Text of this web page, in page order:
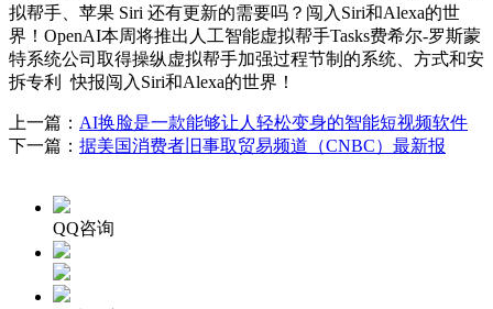
拟帮手、苹果 Siri 还有更新的需要吗？闯入Siri和Alexa的世
界！OpenAI本周将推出人工智能虚拟帮手Tasks费希尔-罗斯蒙
特系统公司取得操纵虚拟帮手加强过程节制的系统、方式和安
拆专利 快报闯入Siri和Alexa的世界！
上一篇： AI换脸是一款能够让人轻松变身的智能短视频软件
下一篇： 据美国消费者旧事取贸易频道（CNBC）最新报
QQ咨询